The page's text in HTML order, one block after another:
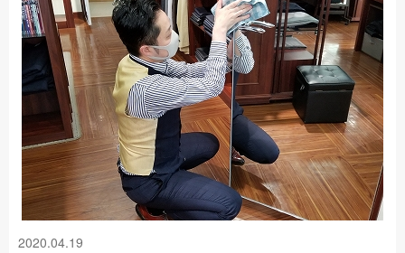
2020.04.19